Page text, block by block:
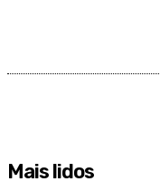
Mais lidos